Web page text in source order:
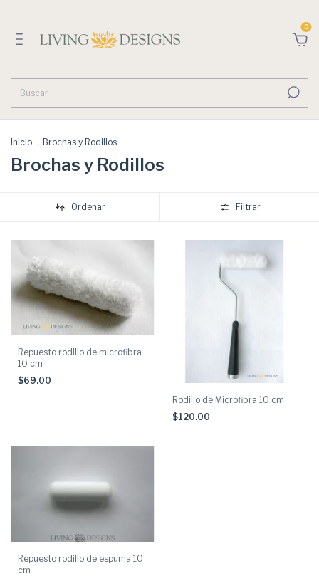
0
Inicio . Brochas y Rodillos
Brochas y Rodillos
Ordenar Filtrar
Repuesto rodillo de microfibra
10 cm
$69.00
Rodillo de Microfibra 10 cm
$120.00
Repuesto rodillo de espuma 10
cm